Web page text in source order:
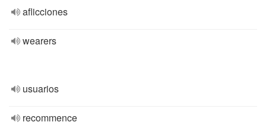
aflicciones
wearers
usuarios
recommence